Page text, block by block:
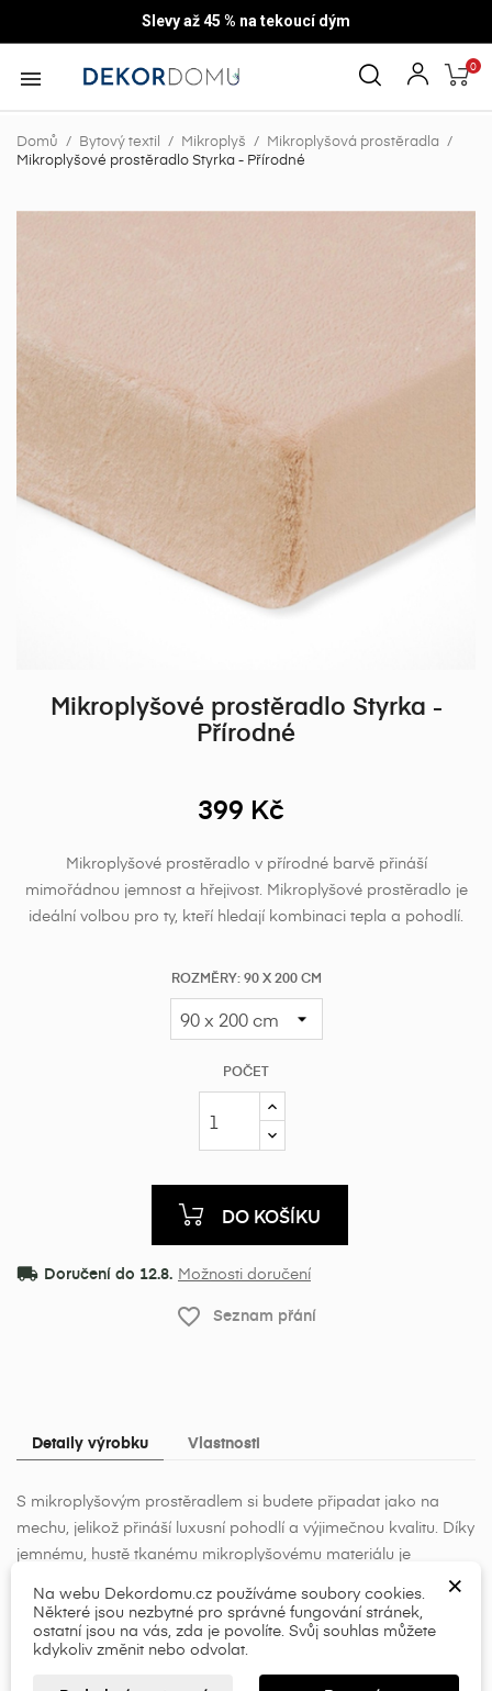
Slevy až 45 % na tekoucí dým
 0
Domů Bytový textil Mikroplyš
Mikroplyšová prostěradla
Mikroplyšové prostěradlo Styrka - Přírodné
Mikroplyšové prostěradlo Styrka -
Přírodné
399 Kč
Mikroplyšové prostěradlo v přírodné barvě přináší
mimořádnou jemnost a hřejivost. Mikroplyšové prostěradlo je
ideální volbou pro ty, kteří hledají kombinaci tepla a pohodlí.
ROZMĚRY: 90 X 200 CM
POČET
DO KOŠÍKU
local_shipping Doručení do 12.8. Možnosti doručení
favorite_border Seznam přání
Detaily výrobku Vlastnosti
S mikroplyšovým prostěradlem si budete připadat jako na
mechu, jelikož přináší luxusní pohodlí a výjimečnou kvalitu. Díky
jemnému, hustě tkanému mikroplyšovému materiálu je
přispívá k hřejivému pocitu během chladnějších nocí. Jeho
elastické vlastnosti zajišťují perfektní přilnutí k matraci, což
zabraňuje shrnování a zajišťuje, že zůstane pevně na svém
místě. Mikroplyš je zároveň velmi odolný vůči opotřebení a
×
add_circle_outline
Vytvořit seznam přání ×
Název seznamu přání
Přihlásit se ×
Musíte být přihlášen, abyste si mohli výrobky uložit do
svého seznamu přání.
×
Na webu Dekordomu.cz používáme soubory cookies.
Některé jsou nezbytné pro správné fungování stránek,
ostatní jsou na vás, zda je povolíte. Svůj souhlas můžete
kdykoliv změnit nebo odvolat.